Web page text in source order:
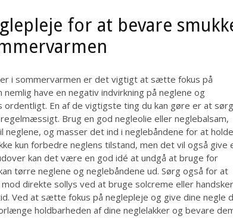
for at bevare
i sommervarmen er det vigtigt at sætte fokus på
nemlig have en negativ indvirkning på neglene og
ordentligt. En af de vigtigste ting du kan gøre er at
Brug en god negleolie eller neglebalsam,
og masser det ind i neglebåndene for at holde
kun forbedre neglens tilstand, men det vil også give
kan det være en god idé at undgå at bruge for
tørre neglene og neglebåndene ud. Sørg også for at
direkte sollys ved at bruge solcreme eller
Ved at sætte fokus på neglepleje og give dine negle
holdbarheden af dine neglelakker og bevare